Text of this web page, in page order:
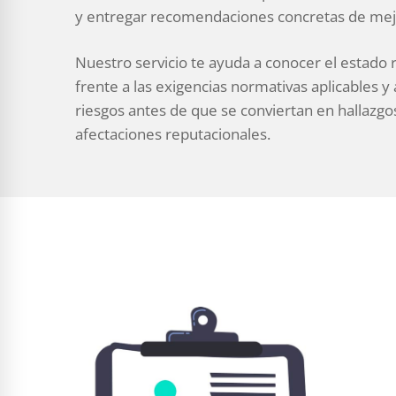
y entregar recomendaciones concretas de
Nuestro servicio te ayuda a conocer el estado
frente a las exigencias normativas aplicables
riesgos antes de que se conviertan en
afectaciones reputacionales.